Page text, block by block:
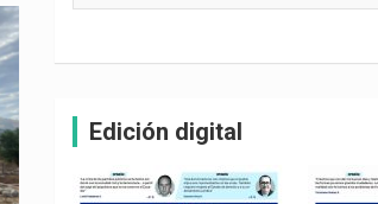
Edición digital